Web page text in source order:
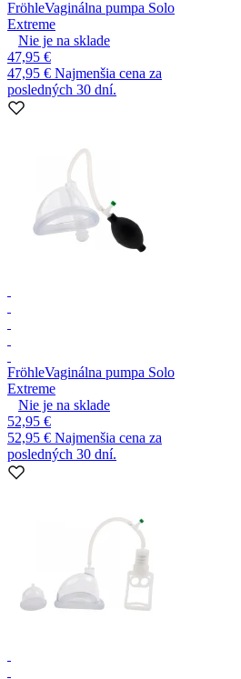
FröhleVaginálna pumpa Solo
Extreme
Nie je na sklade
47,95 €
47,95 € Najmenšia cena za
posledných 30 dní.
FröhleVaginálna pumpa Solo
Extreme
Nie je na sklade
52,95 €
52,95 € Najmenšia cena za
posledných 30 dní.